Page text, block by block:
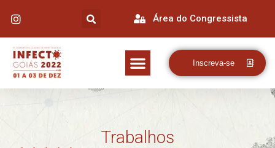
Área do Congressista
Inscreva-se
Trabalhos